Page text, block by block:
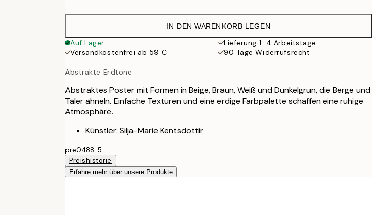
41,95 €
IN DEN WARENKORB LEGEN
Auf Lager
Lieferung 1-4 Arbeitstage
Versandkostenfrei ab 59 €
90 Tage Widerrufsrecht
Abstrakte Erdtöne
Abstraktes Poster mit Formen in Beige, Braun, Weiß und Dunkelgrün, die Berge und
Täler ähneln. Einfache Texturen und eine erdige Farbpalette schaffen eine ruhige
Atmosphäre.
Künstler: Silja-Marie Kentsdottir
pre0488-5
Preishistorie
Erfahre mehr über unsere Produkte